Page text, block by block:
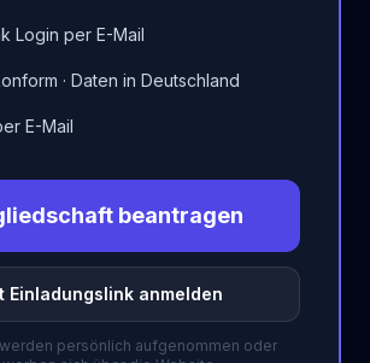
Login per E-Mail
· Daten in Deutschland
E-Mail
beantragen
Einladungslink anmelden
persönlich aufgenommen oder